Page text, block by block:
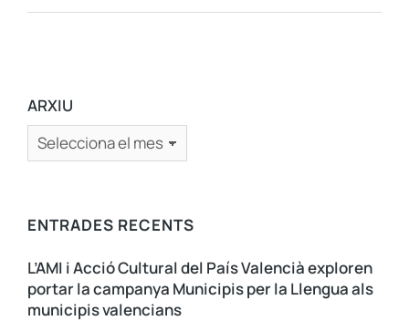
ARXIU
ENTRADES RECENTS
L’AMI i Acció Cultural del País Valencià exploren
portar la campanya Municipis per la Llengua als
municipis valencians